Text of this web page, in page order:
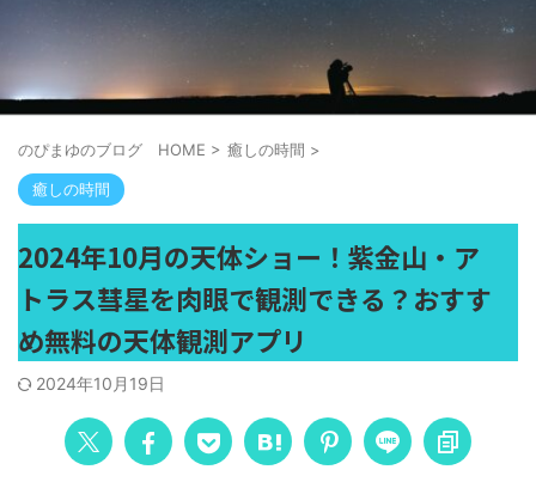
のぴまゆのブログ HOME > 癒しの時間 >
癒しの時間
2024年10月の天体ショー！紫金山・ア
トラス彗星を肉眼で観測できる？おすす
め無料の天体観測アプリ
2024年10月19日